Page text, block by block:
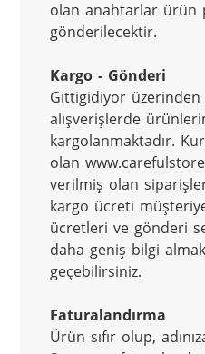
olan anahtarlar ürün
gönderilecektir.
Kargo - Gönderi
Gittigidiyor üzerinden
alışverişlerde
kargolanmaktadır.
olan
verilmiş olan
kargo ücreti
ücretleri ve gönderi
daha geniş bilgi
geçebilirsiniz.
Faturalandırma
Ürün sıfır olup,